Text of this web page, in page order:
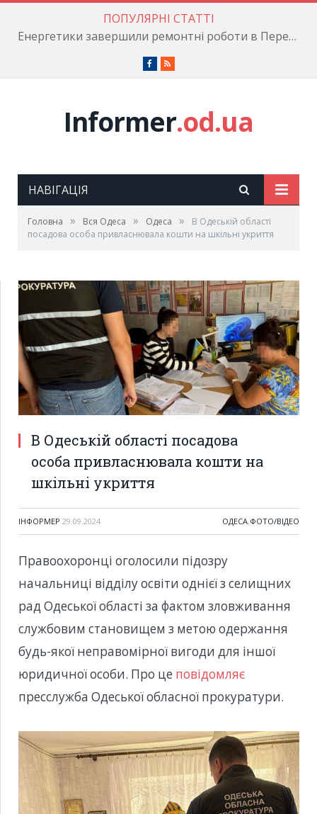
ПОПУЛЯРНІ СТАТТІ
Енергетики завершили ремонтні роботи в Пересипському районі
Facebook
RSS
Informer.od.ua
НАВІГАЦІЯ
Головна » Вся Одеса » Одеса »
В Одеській області
посадова особа привласнювала кошти на шкільні укриття
В Одеській області посадова
особа привласнювала кошти на
шкільні укриття
ІНФОРМЕР 29.09.2024 ОДЕСА,ФОТО/ВІДЕО
Правоохоронці оголосили підозру
начальниці відділу освіти однієї з селищних
рад Одеської області за фактом зловживання
службовим становищем з метою одержання
будь-якої неправомірної вигоди для іншої
юридичної особи. Про це повідомляє
пресслужба Одеської обласної прокуратури.